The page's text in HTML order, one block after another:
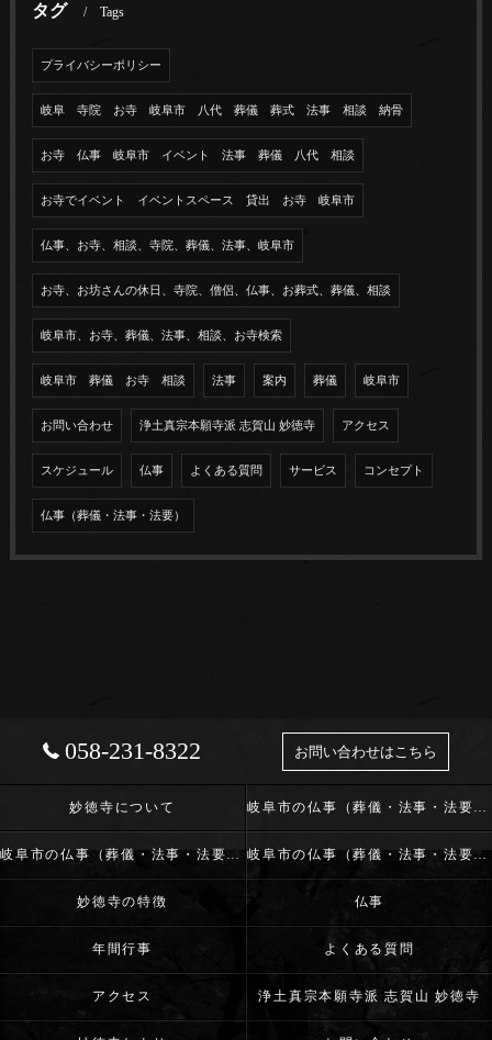
タグ Tags
プライバシーポリシー
岐阜 寺院 お寺 岐阜市 八代 葬儀 葬式 法事 相談 納骨
お寺 仏事 岐阜市 イベント 法事 葬儀 八代 相談
お寺でイベント イベントスペース 貸出 お寺 岐阜市
仏事、お寺、相談、寺院、葬儀、法事、岐阜市
お寺、お坊さんの休日、寺院、僧侶、仏事、お葬式、葬儀、相談
岐阜市、お寺、葬儀、法事、相談、お寺検索
岐阜市 葬儀 お寺 相談 法事 案内 葬儀 岐阜市
お問い合わせ 浄土真宗本願寺派 志賀山 妙徳寺 アクセス
スケジュール 仏事 よくある質問 サービス コンセプト
仏事（葬儀・法事・法要）
058-231-8322 お問い合わせはこちら
妙徳寺について 岐阜市の仏事（葬儀・法事・法要）･浄土真宗本願寺派 志賀山 妙徳寺の口コミ情報
岐阜市の仏事（葬儀・法事・法要）･浄土真宗本願寺派 志賀山 妙徳寺の評判 岐阜市の仏事（葬儀・法事・法要）･浄土真宗本願寺派 志賀山 妙徳寺のお客様の声
妙徳寺の特徴 仏事
年間行事 よくある質問
アクセス 浄土真宗本願寺派 志賀山 妙徳寺